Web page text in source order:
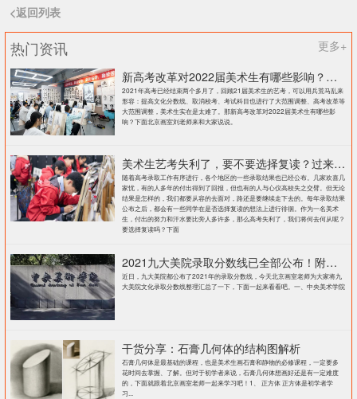
<返回列表
热门资讯
更多+
新高考改革对2022届美术生有哪些影响？北京画室刘老师来和大家说说
2021年高考已经结束两个多月了，回顾21届美术生的艺考，可以用兵荒马乱来
形容：提高文化分数线、取消校考、考试科目也进行了大范围调整、高考改革等
大范围调整，美术生实在是太难了。那新高考改革对2022届美术生有哪些影
响？下面北京画室刘老师来和大家说说。
美术生艺考失利了，要不要选择复读？过来人提出这几点建议
随着高考录取工作有序进行，各个地区的一些录取结果也已经公布。几家欢喜几
家忧，有的人多年的付出得到了回报，但也有的人与心仪高校失之交臂。但无论
结果是怎样的，我们都要从容的去面对，路还是要继续走下去的。每年录取结果
公布之后，都会有一些同学在是否选择复读的想法上进行徘徊。作为一名美术
生，付出的努力和汗水要比旁人多许多，那么高考失利了，我们将何去何从呢？
要选择复读吗？下面
2021九大美院录取分数线已全部公布！附各大院校录取分数线汇总！
近日，九大美院都公布了2021年的录取分数线，今天北京画室老师为大家将九
大美院文化录取分数线整理汇总了一下，下面一起来看看吧。一、中央美术学院
干货分享：石膏几何体的结构图解析
石膏几何体是最基础的课程，也是美术生画石膏和静物的必修课程，一定要多
花时间去掌握、了解。但对于初学者来说，石膏几何体想画好还是有一定难度
的，下面就跟着北京画室老师一起来学习吧！1、 正方体 正方体是初学者学
习...